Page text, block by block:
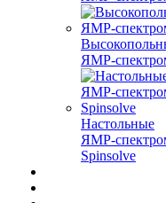
Настольные
Spinsolve